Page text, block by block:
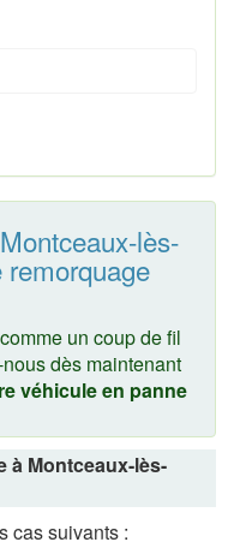
lès-
remorquage
un coup de fil
dès maintenant
véhicule en panne
à Montceaux-lès-
cas suivants :